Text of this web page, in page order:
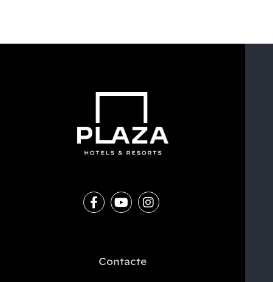
Contacte